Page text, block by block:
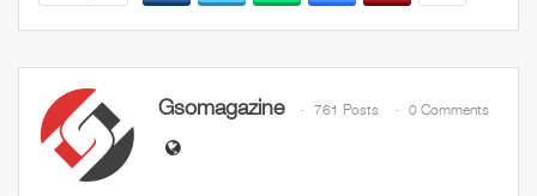
Gsomagazine 761 Posts 0 Comments